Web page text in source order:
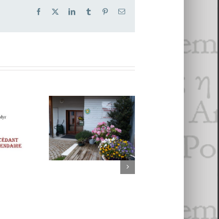
Facebook LinkedInTumblr PinterestEmail
Une maison
pour la Poésie 2 :
La Maison de
Poésie
Transjurassienne
12 POÈMES
JEAN
ROUSSELOT